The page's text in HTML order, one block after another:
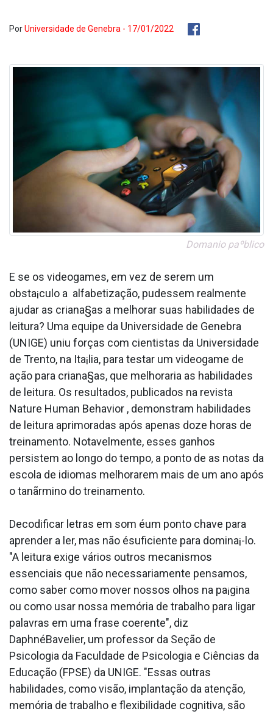
PorUniversidade de Genebra - 17/01/2022
Doma­nio paºblico
E se os videogames, em vez de serem um
obsta¡culo a alfabetização, pudessem realmente
ajudar as criana§as a melhorar suas habilidades de
leitura? Uma equipe da Universidade de Genebra
(UNIGE) uniu forças com cientistas da Universidade
de Trento, na Ita¡lia, para testar um videogame de
ação para criana§as, que melhoraria as habilidades
de leitura. Os resultados, publicados na revista
Nature Human Behavior , demonstram habilidades
de leitura aprimoradas após apenas doze horas de
treinamento. Notavelmente, esses ganhos
persistem ao longo do tempo, a ponto de as notas da
escola de idiomas melhorarem mais de um ano após
o tanãrmino do treinamento.
Decodificar letras em som éum ponto chave para
aprender a ler, mas não ésuficiente para domina¡-lo.
"A leitura exige vários outros mecanismos
essenciais que não necessariamente pensamos,
como saber como mover nossos olhos na pa¡gina
ou como usar nossa memória de trabalho para ligar
palavras em uma frase coerente", diz
DaphnéBavelier, um professor da Seção de
Psicologia da Faculdade de Psicologia e Ciências da
Educação (FPSE) da UNIGE. "Essas outras
habilidades, como visão, implantação da atenção,
memória de trabalho e flexibilidade cognitiva, são